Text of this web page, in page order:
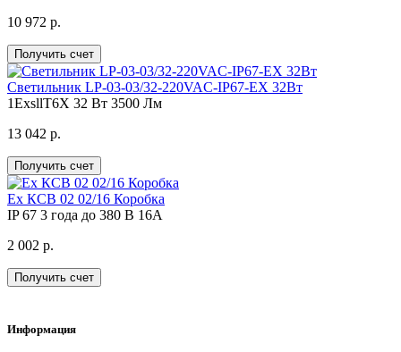
10 972 р.
Получить счет
Светильник LP-03-03/32-220VAC-IP67-EX 32Вт
1ЕхsllT6X 32 Вт 3500 Лм
13 042 р.
Получить счет
Ех КСВ 02 02/16 Коробка
IP 67 3 года до 380 В 16А
2 002 р.
Получить счет
Информация